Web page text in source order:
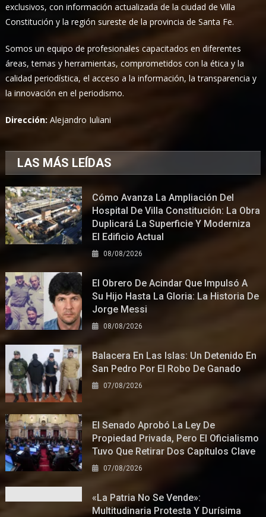
exclusivos, con información actualizada de la ciudad de Villa
Constitución y la región sureste de la provincia de Santa Fe.
Somos un equipo de profesionales capacitados en diferentes
áreas, temas y herramientas, comprometidos con la ética y la
calidad periodística, el acceso a la información, la transparencia y
la innovación en el periodismo.
Dirección:Alejandro Iuliani
LAS MÁS LEÍDAS
Cómo Avanza La Ampliación Del
Hospital De Villa Constitución: La Obra
Duplicará La Superficie Y Moderniza
El Edificio Actual
08/08/2026
El Obrero De Acindar Que Impulsó A
Su Hijo Hasta La Gloria: La Historia De
Jorge Messi
08/08/2026
Balacera En Las Islas: Un Detenido En
San Pedro Por El Robo De Ganado
07/08/2026
El Senado Aprobó La Ley De
Propiedad Privada, Pero El Oficialismo
Tuvo Que Retirar Dos Capítulos Clave
07/08/2026
«La Patria No Se Vende»:
Multitudinaria Protesta Y Durísima